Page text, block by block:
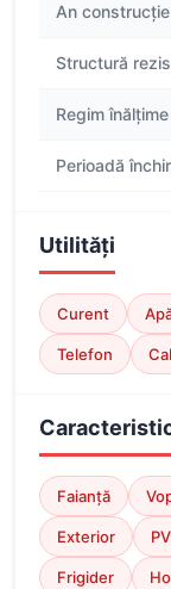
An construcție
Structură
Regim înălțime
Perioadă
Utilități
Curent
Telefon
Faianță
Exterior
Frigider